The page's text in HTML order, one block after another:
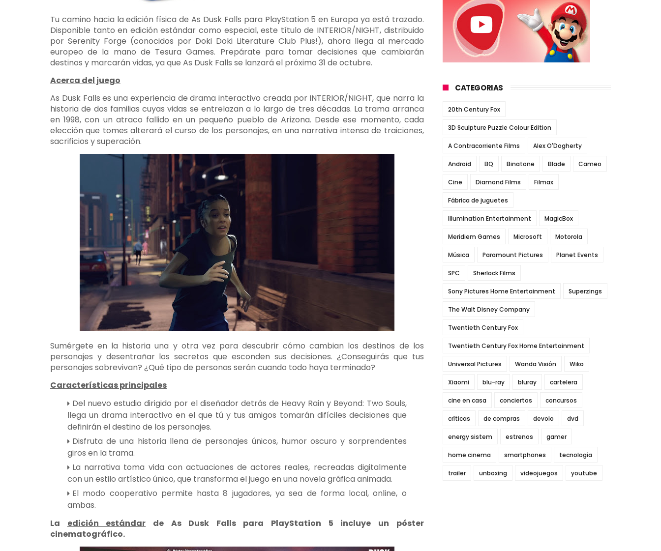
Tu camino hacia la edición física de As Dusk Falls para PlayStation 5 en Europa ya está trazado.
Disponible tanto en edición estándar como especial, este título de INTERIOR/NIGHT, distribuido
por Serenity Forge (conocidos por Doki Doki Literature Club Plus!), ahora llega al mercado
europeo de la mano de Tesura Games. Prepárate para tomar decisiones que cambiarán
destinos y marcarán vidas, ya que As Dusk Falls se lanzará el próximo 31 de octubre.
Acerca del juego
As Dusk Falls es una experiencia de drama interactivo creada por INTERIOR/NIGHT, que narra la
historia de dos familias cuyas vidas se entrelazan a lo largo de tres décadas. La trama arranca
en 1998, con un atraco fallido en un pequeño pueblo de Arizona. Desde ese momento, cada
elección que tomes alterará el curso de los personajes, en una narrativa intensa de traiciones,
sacrificios y superación.
Sumérgete en la historia una y otra vez para descubrir cómo cambian los destinos de los
personajes y desentrañar los secretos que esconden sus decisiones. ¿Conseguirás que tus
personajes sobrevivan? ¿Qué tipo de personas serán cuando todo haya terminado?
Características principales
Del nuevo estudio dirigido por el diseñador detrás de Heavy Rain y Beyond: Two Souls,
llega un drama interactivo en el que tú y tus amigos tomarán difíciles decisiones que
definirán el destino de los personajes.
Disfruta de una historia llena de personajes únicos, humor oscuro y sorprendentes
giros en la trama.
La narrativa toma vida con actuaciones de actores reales, recreadas digitalmente
con un estilo artístico único, que transforma el juego en una novela gráfica animada.
El modo cooperativo permite hasta 8 jugadores, ya sea de forma local, online, o
ambas.
La edición estándar de As Dusk Falls para PlayStation 5 incluye un póster
cinematográfico.
CATEGORIAS
20th Century Fox
3D Sculpture Puzzle Colour Edition
A Contracorriente Films Alex O'Dogherty
Android BQ Binatone Blade Cameo
Cine Diamond Films Filmax
Fábrica de juguetes
Illumination Entertainment MagicBox
Meridiem Games Microsoft Motorola
Música Paramount Pictures Planet Events
SPC Sherlock Films
Sony Pictures Home Entertainment Superzings
The Walt Disney Company
Twentieth Century Fox
Twentieth Century Fox Home Entertainment
Universal Pictures Wanda Visión Wiko
Xiaomi blu-ray bluray cartelera
cine en casa conciertos concursos
críticas de compras devolo dvd
energy sistem estrenos gamer
home cinema smartphones tecnología
trailer unboxing videojuegos youtube